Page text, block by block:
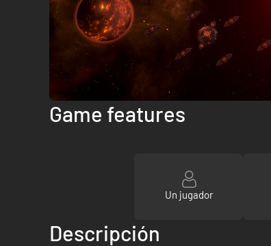
Game features
Un jugador
Descripción